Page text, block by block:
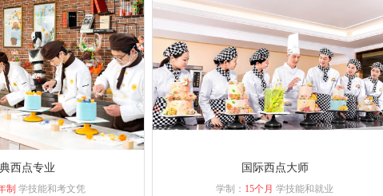
西点专业
制 学技能和考文凭
国际西点大师
学制： 15个月 学技能和就业